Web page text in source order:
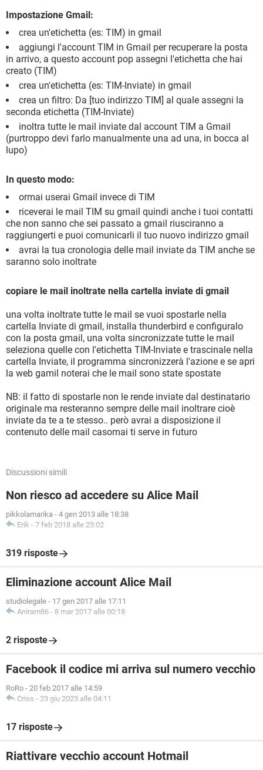
Impostazione Gmail:
crea un'etichetta (es: TIM) in gmail
aggiungi l'account TIM in Gmail per recuperare la posta
in arrivo, a questo account pop assegni l'etichetta che hai
creato (TIM)
crea un'etichetta (es: TIM-Inviate) in gmail
crea un filtro: Da [tuo indirizzo TIM] al quale assegni la
seconda etichetta (TIM-Inviate)
inoltra tutte le mail inviate dal account TIM a Gmail
(purtroppo devi farlo manualmente una ad una, in bocca al
lupo)
In questo modo:
ormai userai Gmail invece di TIM
riceverai le mail TIM su gmail quindi anche i tuoi contatti
che non sanno che sei passato a gmail riusciranno a
raggiungerti e puoi comunicarli il tuo nuovo indirizzo gmail
avrai la tua cronologia delle mail inviate da TIM anche se
saranno solo inoltrate
copiare le mail inoltrate nella cartella inviate di gmail
una volta inoltrate tutte le mail se vuoi spostarle nella
cartella Inviate di gmail, installa thunderbird e configuralo
con la posta gmail, una volta sincronizzate tutte le mail
seleziona quelle con l'etichetta TIM-Inviate e trascinale nella
cartella Inviate, il programma sincronizzerà l'azione e se apri
la web gamil noterai che le mail sono state spostate
NB: il fatto di spostarle non le rende inviate dal destinatario
originale ma resteranno sempre delle mail inoltrare cioè
inviate da te a te stesso.. però avrai a disposizione il
contenuto delle mail casomai ti serve in futuro
Discussioni simili
Non riesco ad accedere su Alice Mail
pikkolamarika - 4 gen 2013 alle 18:38
Erik - 7 feb 2018 alle 23:02
319 risposte
Eliminazione account Alice Mail
studiolegale - 17 gen 2017 alle 17:11
Aniram86 - 8 mar 2017 alle 00:18
2 risposte
Facebook il codice mi arriva sul numero vecchio
RoRo - 20 feb 2017 alle 14:59
Criss - 23 giu 2023 alle 04:11
17 risposte
Riattivare vecchio account Hotmail